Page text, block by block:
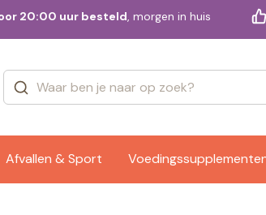
20:00 uur besteld, morgen in huis
Afvallen & Sport